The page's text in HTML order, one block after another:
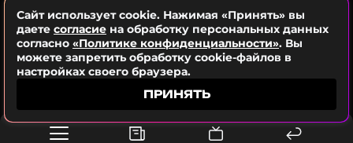
Сайт использует cookie. Нажимая «Принять» вы
даете согласие на обработку персональных данных
согласно «Политике конфиденциальности». Вы
можете запретить обработку cookie-файлов в
настройках своего браузера.
ПРИНЯТЬ